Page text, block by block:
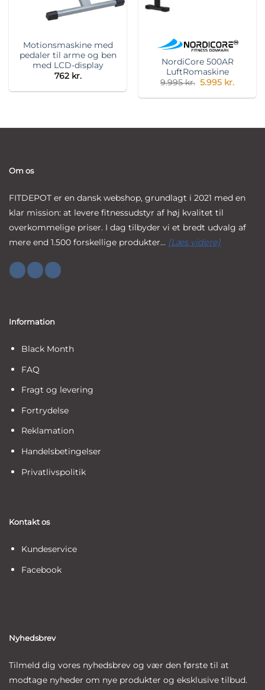
Motionsmaskine med
pedaler til arme og ben
med LCD-display
762 kr.
NordiCore 500AR
LuftRomaskine
9.995kr. Original
was:
5.995 kr.
is:
Om os
FITDEPOT er en dansk webshop, grundlagt i 2021 med en
klar mission: at levere fitnessudstyr af høj kvalitet til
overkommelige priser. I dag tilbyder vi et bredt udvalg af
mere end 1.500 forskellige produkter... [Læs videre]
Information
Black Month
FAQ
Fragt og levering
Fortrydelse
Reklamation
Handelsbetingelser
Privatlivspolitik
Kontakt os
Kundeservice
Facebook
Nyhedsbrev
Tilmeld dig vores nyhedsbrev og vær den første til at
modtage nyheder om nye produkter og eksklusive tilbud.